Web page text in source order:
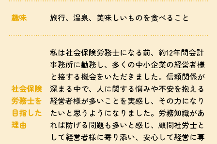
趣味 旅行、温泉、美味しいものを食べること
社会保険
労務士を
目指した
理由
私は社会保険労務士になる前、約12年間会計
事務所に勤務し、多くの中小企業の経営者様
と接する機会をいただきました。信頼関係が
深まる中で、人に関する悩みや不安を抱える
経営者様が多いことを実感し、その力になり
たいと思うようになりました。労務知識があ
れば防げる問題も多いと感じ、顧問社労士と
して経営者様に寄り添い、安心して経営に専